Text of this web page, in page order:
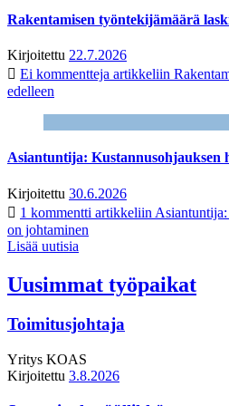
Rakentamisen työntekijämäärä
Kirjoitettu 22.7.2026
Ei kommentteja artikkeliin
edelleen
Asiantuntija: Kustannusohjauksen
Kirjoitettu 30.6.2026
1 kommentti artikkeliin Asiantuntija:
on johtaminen
Lisää uutisia
Uusimmat työpaikat
Toimitusjohtaja
Yritys KOAS
Kirjoitettu 3.8.2026